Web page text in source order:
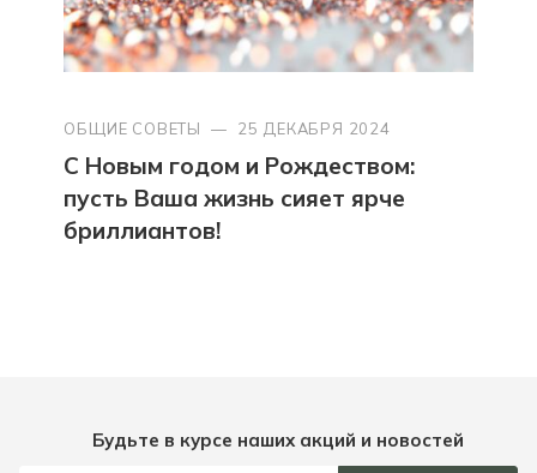
ОБЩИЕ СОВЕТЫ — 25 ДЕКАБРЯ 2024
С Новым годом и Рождеством:
пусть Ваша жизнь сияет ярче
бриллиантов!
Будьте в курсе наших акций и новостей